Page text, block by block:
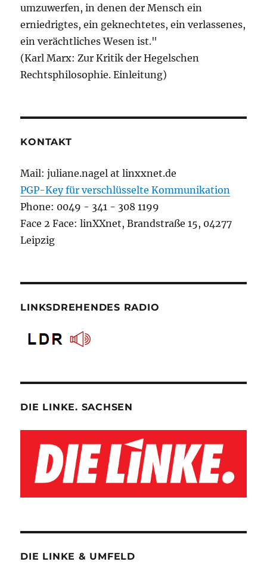
umzuwerfen, in denen der Mensch ein
erniedrigtes, ein geknechtetes, ein verlassenes,
ein verächtliches Wesen ist."
(Karl Marx: Zur Kritik der Hegelschen
Rechtsphilosophie. Einleitung)
KONTAKT
Mail: juliane.nagel at linxxnet.de
PGP-Key für verschlüsselte Kommunikation
Phone: 0049 - 341 - 308 1199
Face 2 Face: linXXnet, Brandstraße 15, 04277
Leipzig
LINKSDREHENDES RADIO
DIE LINKE. SACHSEN
DIE LINKE & UMFELD